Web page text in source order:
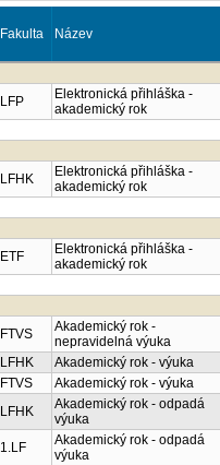
Fakulta Název
LFP
Elektronická přihláška -
akademický rok
LFHK
Elektronická přihláška -
akademický rok
ETF
Elektronická přihláška -
akademický rok
FTVS
Akademický rok -
nepravidelná výuka
LFHK
Akademický rok - výuka
FTVS
Akademický rok - výuka
LFHK
Akademický rok - odpadá
výuka
1.LF
Akademický rok - odpadá
výuka